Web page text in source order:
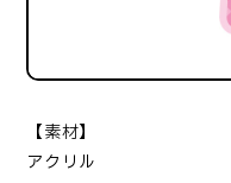
【素材】
アクリル